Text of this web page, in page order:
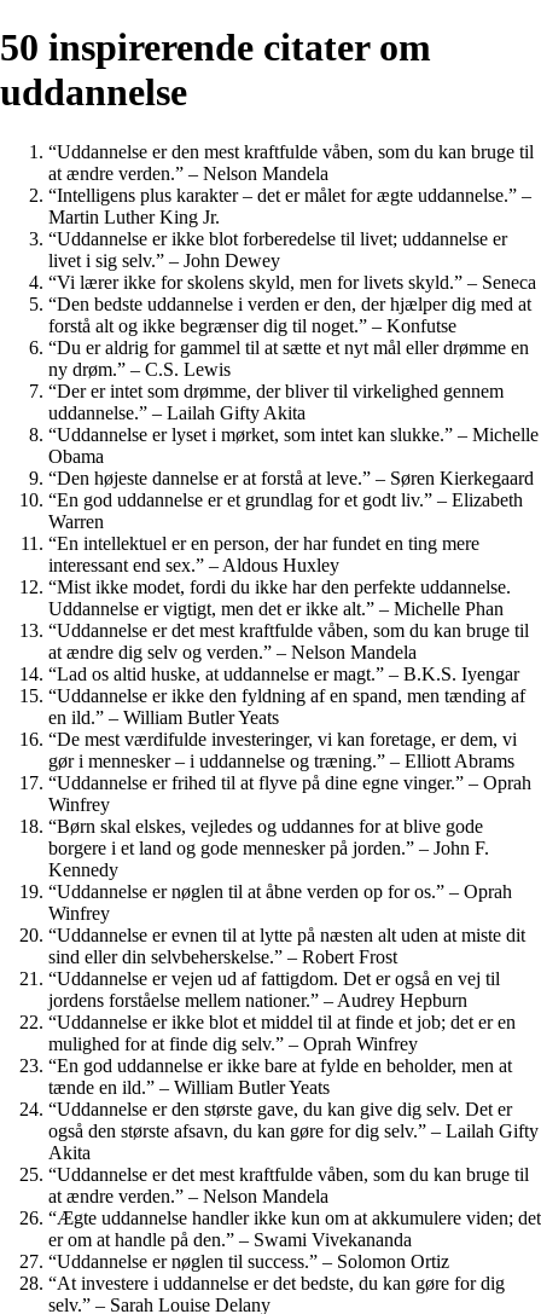
50 inspirerende citater om
uddannelse
“Uddannelse er den mest kraftfulde våben, som du kan bruge til
at ændre verden.” – Nelson Mandela
“Intelligens plus karakter – det er målet for ægte uddannelse.” –
Martin Luther King Jr.
“Uddannelse er ikke blot forberedelse til livet; uddannelse er
livet i sig selv.” – John Dewey
“Vi lærer ikke for skolens skyld, men for livets skyld.” – Seneca
“Den bedste uddannelse i verden er den, der hjælper dig med at
forstå alt og ikke begrænser dig til noget.” – Konfutse
“Du er aldrig for gammel til at sætte et nyt mål eller drømme en
ny drøm.” – C.S. Lewis
“Der er intet som drømme, der bliver til virkelighed gennem
uddannelse.” – Lailah Gifty Akita
“Uddannelse er lyset i mørket, som intet kan slukke.” – Michelle
Obama
“Den højeste dannelse er at forstå at leve.” – Søren Kierkegaard
“En god uddannelse er et grundlag for et godt liv.” – Elizabeth
Warren
“En intellektuel er en person, der har fundet en ting mere
interessant end sex.” – Aldous Huxley
“Mist ikke modet, fordi du ikke har den perfekte uddannelse.
Uddannelse er vigtigt, men det er ikke alt.” – Michelle Phan
“Uddannelse er det mest kraftfulde våben, som du kan bruge til
at ændre dig selv og verden.” – Nelson Mandela
“Lad os altid huske, at uddannelse er magt.” – B.K.S. Iyengar
“Uddannelse er ikke den fyldning af en spand, men tænding af
en ild.” – William Butler Yeats
“De mest værdifulde investeringer, vi kan foretage, er dem, vi
gør i mennesker – i uddannelse og træning.” – Elliott Abrams
“Uddannelse er frihed til at flyve på dine egne vinger.” – Oprah
Winfrey
“Børn skal elskes, vejledes og uddannes for at blive gode
borgere i et land og gode mennesker på jorden.” – John F.
Kennedy
“Uddannelse er nøglen til at åbne verden op for os.” – Oprah
Winfrey
“Uddannelse er evnen til at lytte på næsten alt uden at miste dit
sind eller din selvbeherskelse.” – Robert Frost
“Uddannelse er vejen ud af fattigdom. Det er også en vej til
jordens forståelse mellem nationer.” – Audrey Hepburn
“Uddannelse er ikke blot et middel til at finde et job; det er en
mulighed for at finde dig selv.” – Oprah Winfrey
“En god uddannelse er ikke bare at fylde en beholder, men at
tænde en ild.” – William Butler Yeats
“Uddannelse er den største gave, du kan give dig selv. Det er
også den største afsavn, du kan gøre for dig selv.” – Lailah Gifty
Akita
“Uddannelse er det mest kraftfulde våben, som du kan bruge til
at ændre verden.” – Nelson Mandela
“Ægte uddannelse handler ikke kun om at akkumulere viden; det
er om at handle på den.” – Swami Vivekananda
“Uddannelse er nøglen til success.” – Solomon Ortiz
“At investere i uddannelse er det bedste, du kan gøre for dig
selv.” – Sarah Louise Delany